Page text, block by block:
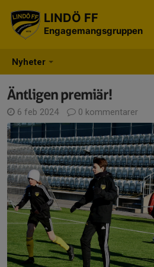
Nyheter
LINDÖ FF
Engagemangsgruppen
Äntligen premiär!
6 feb 2024 0 kommentarer